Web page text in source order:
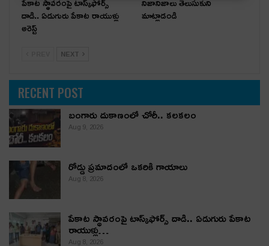
దాడి.. ఏడుగురు పేకాట రాయుళ్లు
అరెస్ట్
మాట్లాడండి
NEXT
RECENT POST
బంగారు దుకాణంలో చోరీ.. కలకలం
Aug 9, 2026
రోడ్డు ప్రమాదంలో ఒకరికి గాయాలు
Aug 8, 2026
పేకాట స్థావరంపై టాస్క్‌ఫోర్స్ దాడి.. ఏడుగురు పేకాట
రాయుళ్లు…
Aug 8, 2026